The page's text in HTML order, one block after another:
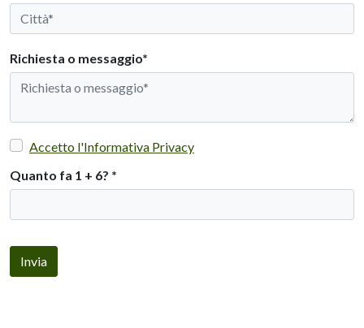
Richiesta o messaggio*
Accetto l'Informativa Privacy
Quanto fa 1 + 6? *
Invia